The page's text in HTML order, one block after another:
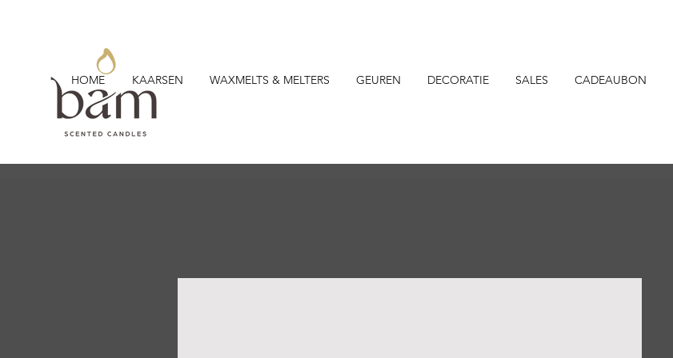
HOME KAARSEN WAXMELTS & MELTERS GEUREN DECORATIE SALES CADEAUBON